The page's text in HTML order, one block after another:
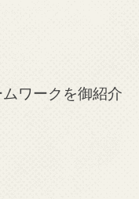
ワークを御紹介